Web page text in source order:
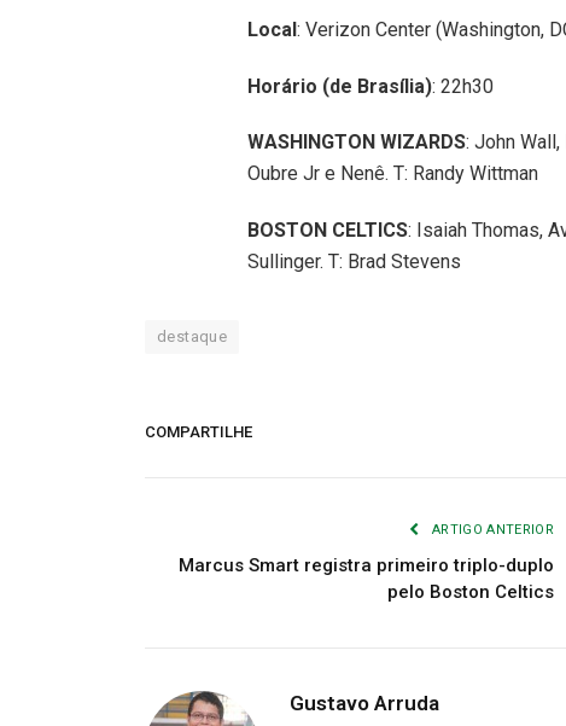
Local: Verizon Center (Washington,
Horário (de Brasília): 22h30
WASHINGTON WIZARDS: John
Oubre Jr e Nenê. T: Randy Wittman
BOSTON CELTICS: Isaiah Thomas,
Sullinger. T: Brad Stevens
destaque
COMPARTILHE
ARTIGO ANTERIOR
Marcus Smart registra primeiro triplo-duplo
pelo Boston Celtics
Gustavo Arruda